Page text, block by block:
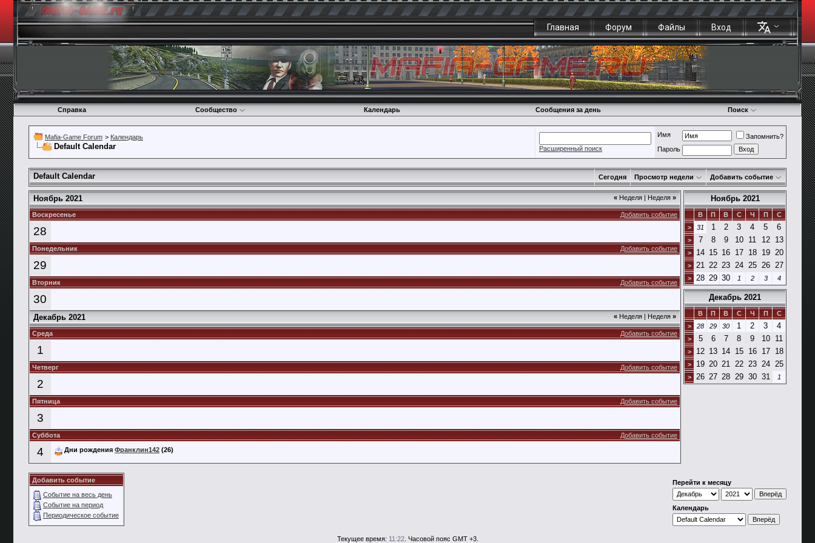
Главная Форум Файлы Вход
Справка Сообщество Календарь Сообщения за день Поиск
Mafia-Game Forum > Календарь
Default Calendar Расширенный поиск
Имя
Запомнить?
Пароль
Default Calendar Сегодня Просмотр недели Добавить событие
« Неделя | Неделя »
Ноябрь 2021
Добавить событие
Воскресенье
28
Добавить событие
Понедельник
29
Добавить событие
Вторник
30
« Неделя | Неделя »
Декабрь 2021
Добавить событие
Среда
1
Добавить событие
Четверг
2
Добавить событие
Пятница
3
Добавить событие
Суббота
4 Дни рождения Франклин142 (26)
Ноябрь 2021
В П В С Ч П
С
>
31 1 2 3 4 5 6
> 7 8 9 10 11 12 13
> 14 15 16 17 18 19 20
> 21 22 23 24 25 26 27
> 28 29 30 1 2 3 4
Декабрь 2021
В П В С Ч П
С
>
28 29 30 1 2 3 4
> 5 6 7 8 9 10 11
> 12 13 14 15 16 17 18
> 19 20 21 22 23 24 25
> 26 27 28 29 30 31 1
Добавить событие
Событие на весь день
Событие на период
Периодическое событие
Перейти к месяцу
Календарь
Текущее время: 11:22. Часовой пояс GMT +3.